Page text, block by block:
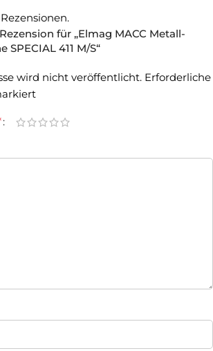
für „Elmag MACC Metall-
411 M/S“
wird nicht veröffentlicht. Erforderliche